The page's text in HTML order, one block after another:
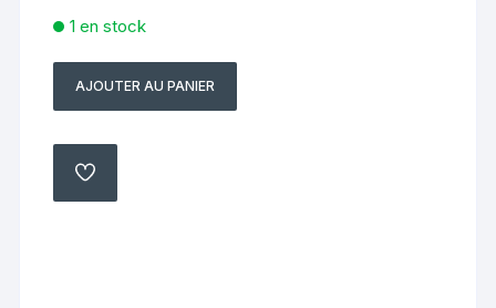
1 en stock
quantité
Ventilateur
refroidissement
AJOUTER AU PANIER
AJOUTER